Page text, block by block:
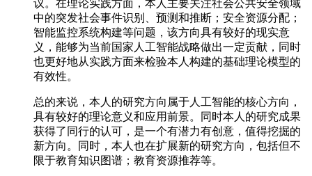
议。在理论实践方面，本人主要关注社会公共安全领域
中的突发社会事件识别、预测和推断；安全资源分配；
智能监控系统构建等问题，该方向具有较好的现实意
义，能够为当前国家人工智能战略做出一定贡献，同时
也更好地从实践方面来检验本人构建的基础理论模型的
有效性。
总的来说，本人的研究方向属于人工智能的核心方向，
具有较好的理论意义和应用前景。同时本人的研究成果
获得了同行的认可，是一个有潜力有创意，值得挖掘的
新方向。同时，本人也在扩展新的研究方向，包括但不
限于教育知识图谱；教育资源推荐等。